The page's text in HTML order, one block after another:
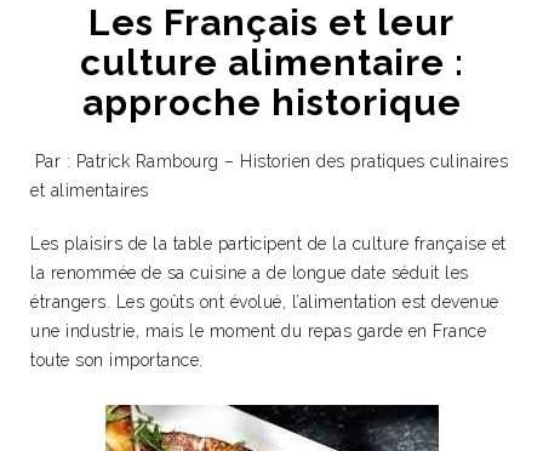
Les Français et leur
culture alimentaire :
approche historique
Par : Patrick Rambourg – Historien des pratiques culinaires
et alimentaires
Les plaisirs de la table participent de la culture française et
la renommée de sa cuisine a de longue date séduit les
étrangers. Les goûts ont évolué, l’alimentation est devenue
une industrie, mais le moment du repas garde en France
toute son importance.